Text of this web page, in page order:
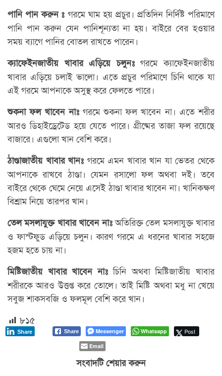
পানি পান করুন ঃ গরমে ঘাম হয় প্রচুর। প্রতিদিন নির্দিষ্ট পরিমাণে
পানি পান করুন যেন পানিশূন্যতা না হয়। বাইরে বের হওয়ার
সময় ব্যাগে পানির বোতল রাখতে পারেন।
ক্যাফেইনজাতীয় খাবার এড়িয়ে চলুনঃগরমে ক্যাফেইনজাতীয়
খাবার এড়িয়ে চলাই ভালো। এতে প্রচুর পরিমাণে চিনি থাকে যা
এই গরমে আপনাকে অসুস্থ করে ফেলতে পারে।
শুকনা ফল খাবেন নাঃ গরমে শুকনা ফল খাবেন না। এতে শরীর
আরও ডিহাইড্রেটেড হয়ে যেতে পারে। গ্রীষ্মের তাজা ফল রয়েছে
বাজারে। এগুলো খান বেশি করে।
ঠাণ্ডাজাতীয় খাবার খানঃ গরমে এমন খাবার খান যা ভেতর থেকে
আপনাকে রাখবে ঠাণ্ডা। যেমন রসালো ফল অথবা দই। তবে
বাইরে থেকে ঘেমে নেয়ে এসেই ঠাণ্ডা খাবার খাবেন না। খানিকক্ষণ
বিশ্রাম নিয়ে তারপর খান।
তেল মসলাযুক্ত খাবার খাবেন নাঃঅতিরিক্ত তেল মসলাযুক্ত খাবার
ও ফাস্টফুড এড়িয়ে চলুন। কারণ গরমে এ ধরনের খাবার সহজে
হজম হতে চায় না।
মিষ্টিজাতীয় খাবার খাবেন নাঃচিনি অথবা মিষ্টিজাতীয় খাবার
শরীরকে আরও উত্তপ্ত করে তোলে। তাই মিষ্টি অথবা মধু না খেয়ে
সবুজ শাকসবজি ও ফলমূল বেশি করে খান।
৮১৫
Share Messenger Whatsapp Post
Share
Email
সংবাদটি শেয়ার করুন